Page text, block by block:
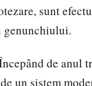
sunt
genunchiului.
de anul
un sistem